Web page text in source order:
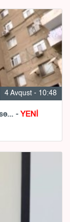
4 Avqust - 10:48
- YENİ